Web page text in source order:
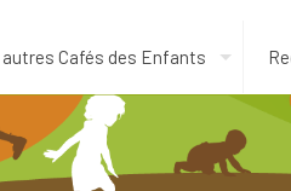
Cafés des Enfants